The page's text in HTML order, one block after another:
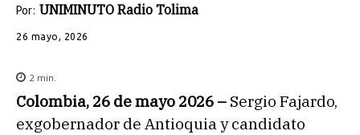
Por: UNIMINUTO Radio Tolima
26 mayo, 2026
2 min.
Colombia, 26 de mayo 2026 – Sergio Fajardo,
exgobernador de Antioquia y candidato